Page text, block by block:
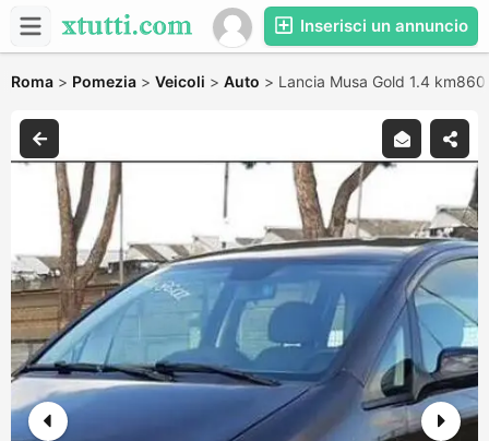
Inserisci un annuncio
Roma > Pomezia > Veicoli > Auto > Lancia Musa Gold 1.4